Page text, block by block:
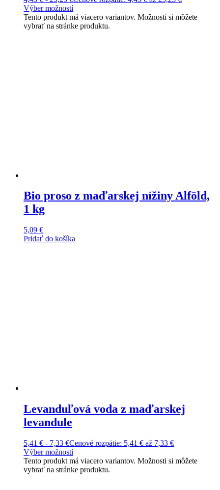
Výber možností
Tento produkt má viacero variantov. Možnosti si môžete
vybrať na stránke produktu.
Bio proso z maďarskej nížiny Alföld,
1 kg
5,09 €
Pridať do košíka
Levanduľová voda z maďarskej
levandule
5,41 € - 7,33 €Cenové rozpätie: 5,41 € až 7,33 €
Výber možností
Tento produkt má viacero variantov. Možnosti si môžete
vybrať na stránke produktu.